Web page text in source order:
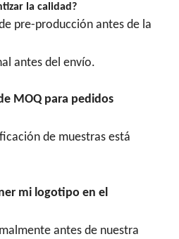
la calidad?
pre-producción antes de la
antes del envío.
MOQ para pedidos
de muestras está
mi logotipo en el
antes de nuestra